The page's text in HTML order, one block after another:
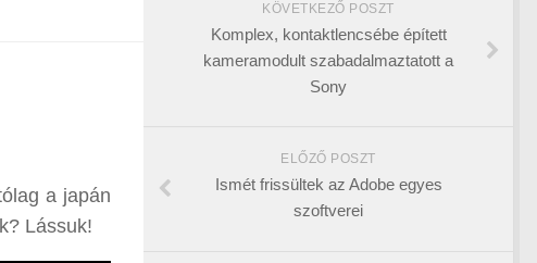
a japán
Lássuk!
KÖVETKEZŐ POSZT
Komplex, kontaktlencsébe épített
kameramodult szabadalmaztatott a
Sony
ELŐZŐ POSZT
Ismét frissültek az Adobe egyes
szoftverei